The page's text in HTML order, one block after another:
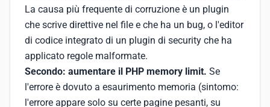
La causa più frequente di corruzione è un plugin
che scrive direttive nel file e che ha un bug, o l'editor
di codice integrato di un plugin di security che ha
applicato regole malformate.
Secondo: aumentare il PHP memory limit. Se
l'errore è dovuto a esaurimento memoria (sintomo:
l'errore appare solo su certe pagine pesanti, su